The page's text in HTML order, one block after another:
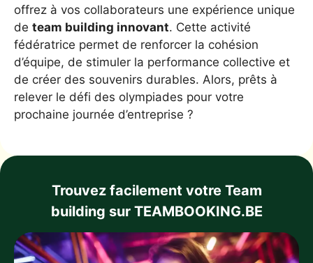
offrez à vos collaborateurs une expérience unique
de team building innovant. Cette activité
fédératrice permet de renforcer la cohésion
d’équipe, de stimuler la performance collective et
de créer des souvenirs durables. Alors, prêts à
relever le défi des olympiades pour votre
prochaine journée d’entreprise ?
Trouvez facilement votre Team
building sur TEAMBOOKING.BE